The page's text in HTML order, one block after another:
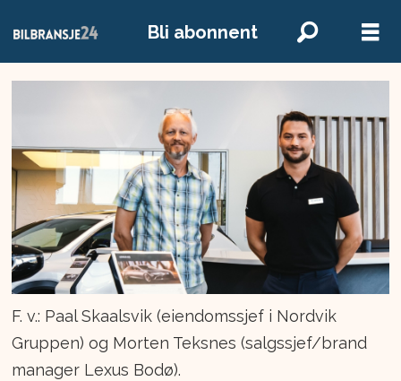
Bli abonnent
F. v.: Paal Skaalsvik (eiendomssjef i Nordvik
Gruppen) og Morten Teksnes (salgssjef/brand
manager Lexus Bodø).